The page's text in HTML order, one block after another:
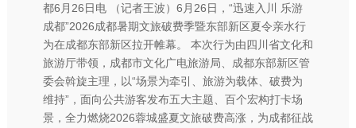
都6月26日电 （记者王波）6月26日，“迅速入川 乐游
成都”2026成都暑期文旅破费季暨东部新区夏令亲水行
为在成都东部新区拉开帷幕。 本次行为由四川省文化和
旅游厅带领，成都市文化广电旅游局、成都东部新区管
委会斡旋主理，以“场景为牵引、旅游为载体、破费为
维持”，面向公共游客发布五大主题、百个宏构打卡场
景，全力燃烧2026蓉城盛夏文旅破费高涨，为成都征战